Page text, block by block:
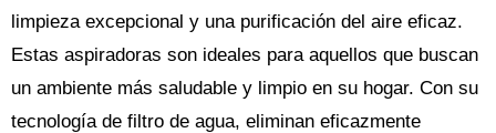
limpieza excepcional y una purificación del aire eficaz.
Estas aspiradoras son ideales para aquellos que buscan
un ambiente más saludable y limpio en su hogar. Con su
tecnología de filtro de agua, eliminan eficazmente